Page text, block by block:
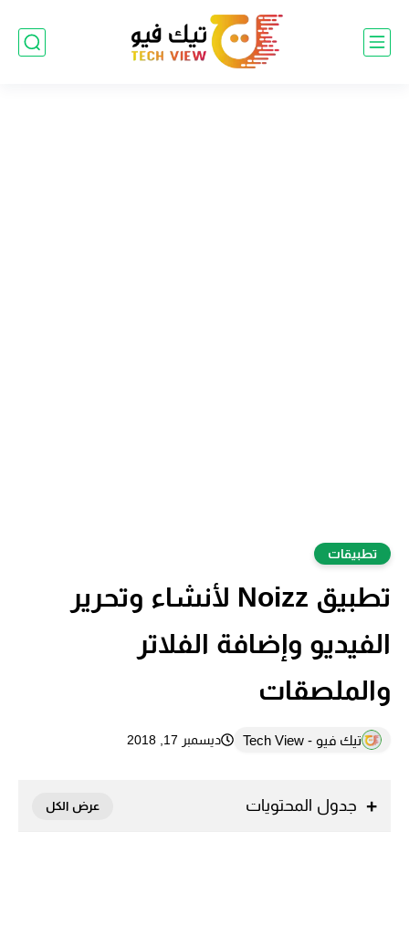
تطبيقات
تطبيق Noizz‏ لأنشاء وتحرير
الفيديو وإضافة الفلاتر
والملصقات
تيك فيو - Tech View ديسمبر 17, 2018
جدول المحتويات